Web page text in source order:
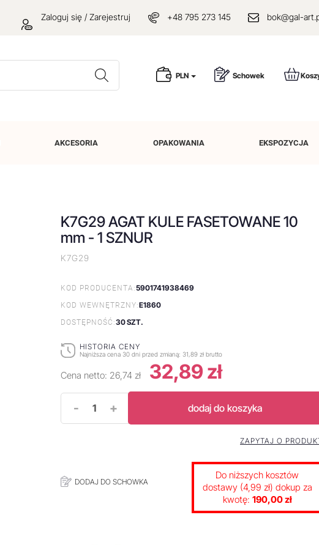
Zaloguj się / Zarejestruj +48 795 273 145 bok@gal-
Wyszukaj PLN Schowek
AKCESORIA OPAKOWANIA EKSPOZYCJA
K7G29 AGAT KULE FASETOWANE 10
mm - 1 SZNUR
K7G29
KOD PRODUCENTA:5901741938469
KOD WEWNĘTRZNY:E1860
DOSTĘPNOŚĆ:30 SZT.
HISTORIA CENY
Najniższa cena 30 dni przed zmianą: 31,89 zł brutto
Cena netto: 26,74 zł 32,89 zł
- + dodaj do koszyka
DODAJ DO SCHOWKA
ZAPYTAJ O
Do niższych kosztów
dostawy (4,99 zł) dokup za
kwotę: 190,00 zł